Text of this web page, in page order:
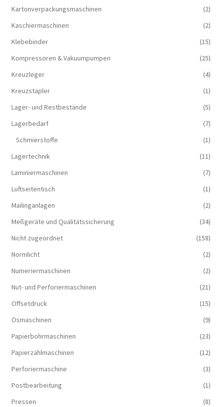
Kartonverpackungsmaschinen
(2)
Kaschiermaschinen
(2)
Klebebinder
(15)
Kompressoren & Vakuum­pumpen
(25)
Kreuzleger
(4)
Kreuzstapler
(1)
Lager- und Restbestände
(5)
Lagerbedarf
(7)
Schmierstoffe
(1)
Lagertechnik
(11)
Laminiermaschinen
(7)
Luftseitentisch
(1)
Mailinganlagen
(2)
Meßgeräte und Qualitätssicherung
(34)
Nicht zugeordnet
(158)
Normlicht
(2)
Numeriermaschinen
(2)
Nut- und Perforiermaschinen
(21)
Offsetdruck
(15)
Ösmaschinen
(9)
Papierbohrmaschinen
(23)
Papierzählmaschinen
(12)
Perforiermaschine
(3)
Postbearbeitung
(1)
Pressen
(8)